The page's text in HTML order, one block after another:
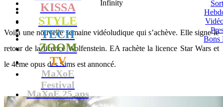
KISSA
STYLE
TECH
ZOOM
TV
MaXoE
Festival
MaXoE 25 ans
!
Bons
Infinity
Voilà une nouvelle semaine vidéoludique qui s’achève. Elle signe le
retour de la licence Wolfenstein. EA rachète la licence Star Wars et
le 4ème opus des Sims est annoncé.